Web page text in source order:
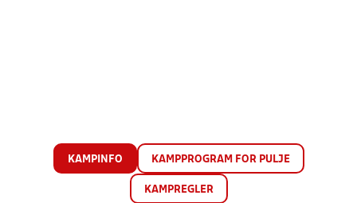
KAMPINFO KAMPPROGRAM FOR PULJE
KAMPREGLER